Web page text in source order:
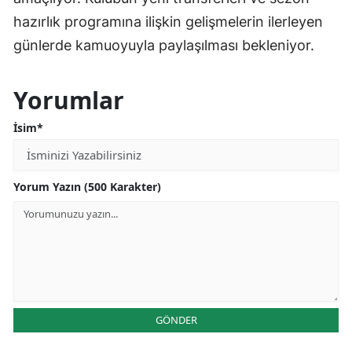
hazırlık programına ilişkin gelişmelerin ilerleyen
günlerde kamuoyuyla paylaşılması bekleniyor.
Yorumlar
İsim*
Yorum Yazın (500 Karakter)
GÖNDER